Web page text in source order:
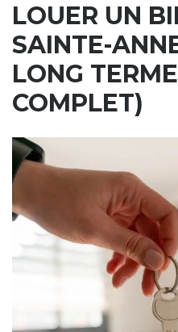
LOUER UN
SAINTE-
LONG
COMPLET)